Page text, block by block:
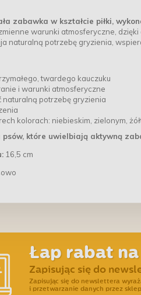
zabawka w kształcie piłki,
warunki atmosferyczne,
naturalną potrzebę gryzienia,
twardego kauczuku
i warunki atmosferyczne
naturalną potrzebę gryzienia
kolorach: niebieskim, zielonym,
które uwielbiają aktywną
16,5 cm
Łap rabat
Zapisując się do
Zapisując się do newslettera
i przetwarzanie danych przez